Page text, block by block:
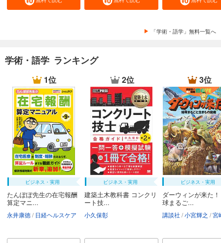
「学術・語学」無料一覧へ
学術・語学 ランキング
1位
ビジネス・実用
たんぽぽ先生の在宅報酬
算定マニ...
永井康徳 日経ヘルスケア
2位
ビジネス・実用
建築土木教科書 コンクリ
ート技...
小久保彰
3位
ビジネス・実用
ダーウィンが来た
球まるご...
講談社 小宮輝之 宮崎